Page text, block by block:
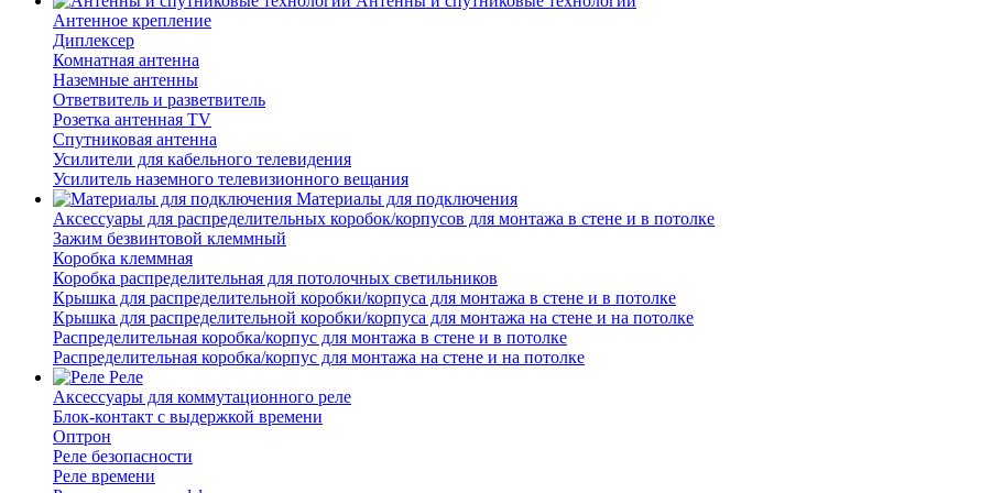
Антенное крепление
Диплексер
Комнатная антенна
Наземные антенны
Ответвитель и разветвитель
Розетка антенная TV
Спутниковая антенна
Усилители для кабельного телевидения
Усилитель наземного телевизионного вещания
Материалы для подключения
Аксессуары для распределительных коробок/корпусов для монтажа в стене и в потолке
Зажим безвинтовой клеммный
Коробка клеммная
Коробка распределительная для потолочных светильников
Крышка для распределительной коробки/корпуса для монтажа в стене и в потолке
Крышка для распределительной коробки/корпуса для монтажа на стене и на потолке
Распределительная коробка/корпус для монтажа в стене и в потолке
Распределительная коробка/корпус для монтажа на стене и на потолке
Реле
Аксессуары для коммутационного реле
Блок-контакт с выдержкой времени
Оптрон
Реле безопасности
Реле времени